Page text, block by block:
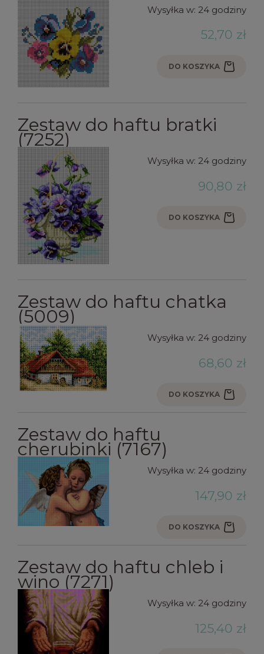
Wysyłka w: 24 godziny
52,70 zł
DO KOSZYKA
Zestaw do haftu bratki
(7252)
Wysyłka w: 24 godziny
90,80 zł
DO KOSZYKA
Zestaw do haftu chatka
(5009)
Wysyłka w: 24 godziny
68,60 zł
DO KOSZYKA
Zestaw do haftu
cherubinki (7167)
Wysyłka w: 24 godziny
147,90 zł
DO KOSZYKA
Zestaw do haftu chleb i
wino (7271)
Wysyłka w: 24 godziny
125,40 zł